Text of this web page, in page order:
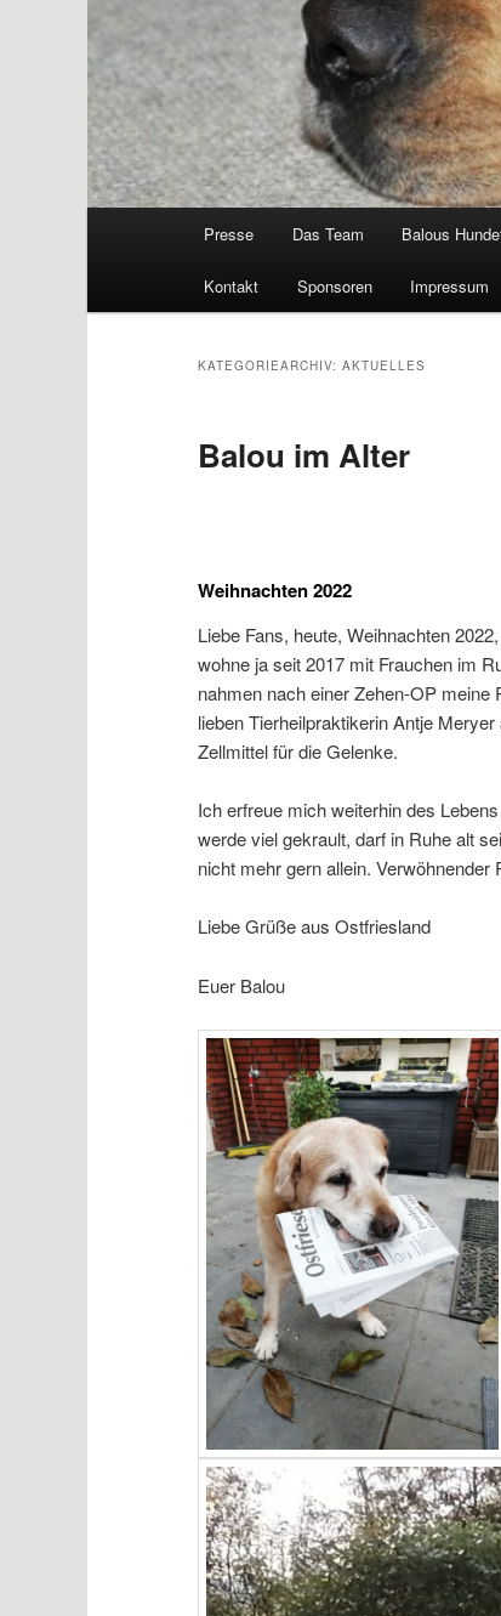
Presse Das Team Balous
Kontakt Sponsoren Impressum
KATEGORIEARCHIV:AKTUELLES
Balou im Alter
Weihnachten 2022
Liebe Fans, heute, Weihnachten
wohne ja seit 2017 mit Frauchen im
nahmen nach einer Zehen-OP
lieben Tierheilpraktikerin Antje
Zellmittel für die Gelenke.
Ich erfreue mich weiterhin des
werde viel gekrault, darf in Ruhe alt
nicht mehr gern allein.
Liebe Grüße aus Ostfriesland
Euer Balou